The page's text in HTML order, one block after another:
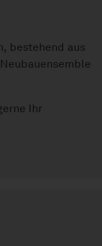
bestehend aus
Ihr